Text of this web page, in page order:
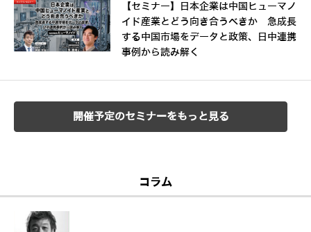
【セミナー】日本企業は中国ヒューマノ
イド産業とどう向き合うべきか 急成長
する中国市場をデータと政策、日中連携
事例から読み解く
開催予定のセミナーをもっと見る
コラム